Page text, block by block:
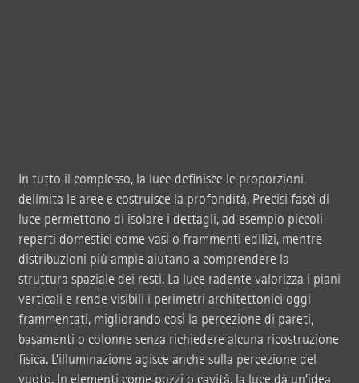
In tutto il complesso, la luce definisce le proporzioni,
delimita le aree e costruisce la profondità. Precisi fasci di
luce permettono di isolare i dettagli, ad esempio piccoli
reperti domestici come vasi o frammenti edilizi, mentre
distribuzioni più ampie aiutano a comprendere la
struttura spaziale dei resti. La luce radente valorizza i piani
verticali e rende visibili i perimetri architettonici oggi
frammentati, migliorando così la percezione di pareti,
basamenti o colonne senza richiedere alcuna ricostruzione
fisica. L’illuminazione agisce anche sulla percezione del
vuoto. In elementi come pozzi o cavità, la luce dà un’idea